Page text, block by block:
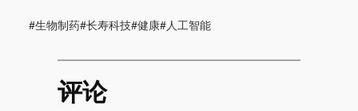
#生物制药#长寿科技#健康#人工智能
评论